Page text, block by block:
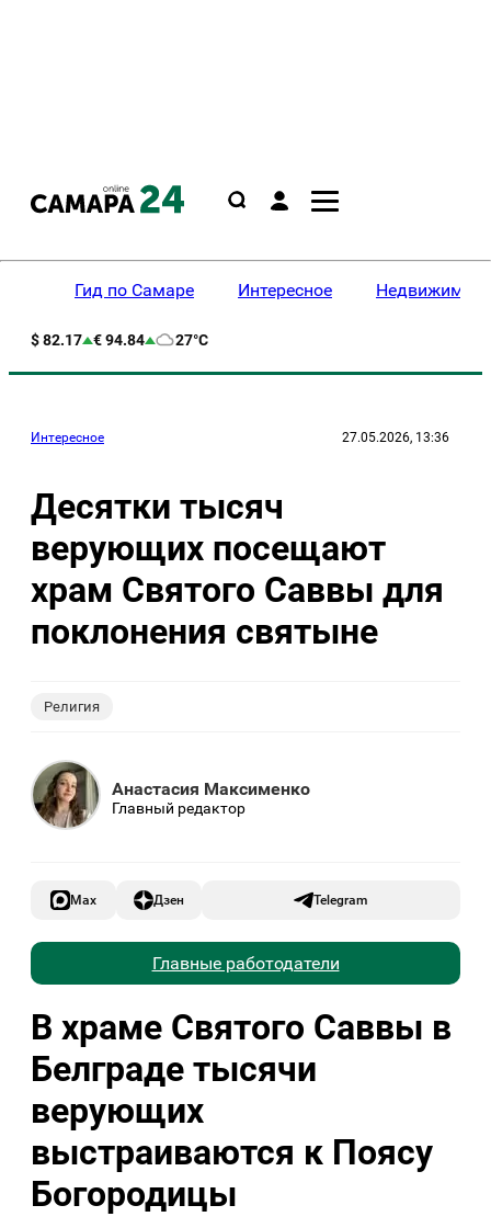
Гид по Самаре Интересное
$ 82.17 € 94.84 27°C
Интересное 27.05.2026, 13:36
Десятки тысяч
верующих посещают
храм Святого Саввы для
поклонения святыне
Религия
Анастасия Максименко
Главный редактор
Max Дзен Telegram
Главные работодатели
В храме Святого Саввы в
Белграде тысячи
верующих
выстраиваются к Поясу
Богородицы